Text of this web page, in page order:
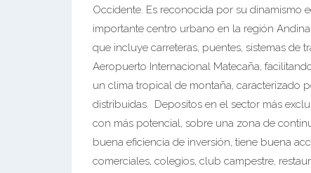
Occidente. Es reconocida por su dinamismo
importante centro urbano en la región
que incluye carreteras, puentes, sistemas
Aeropuerto Internacional Matecaña,
un clima tropical de montaña, caracterizado
distribuidas. Depositos en el sector más
con más potencial, sobre una zona de
buena eficiencia de inversión, tiene buena
comerciales, colegios, club campestre,